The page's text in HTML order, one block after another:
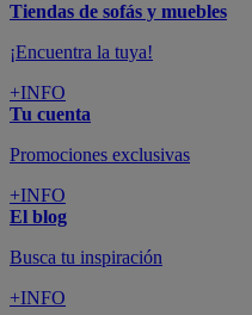
Tiendas de sofás y muebles
¡Encuentra la tuya!
+INFO
Tu cuenta
Promociones exclusivas
+INFO
El blog
Busca tu inspiración
+INFO